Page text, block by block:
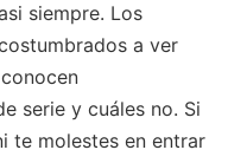
siempre. Los
a ver
serie y cuáles no. Si
te molestes en entrar